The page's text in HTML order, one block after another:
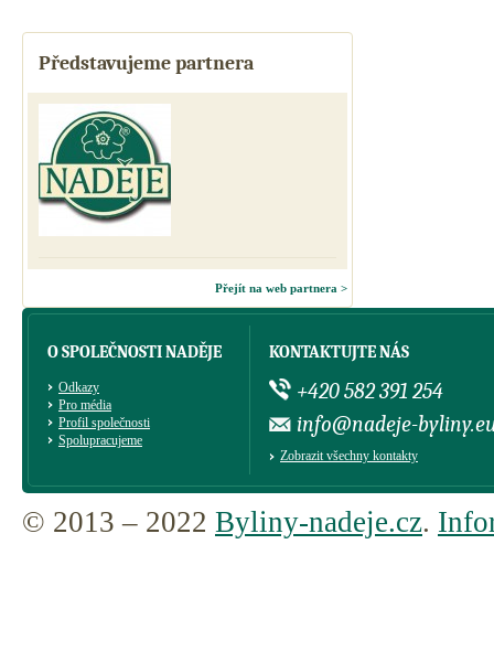
Představujeme partnera
Přejít na web partnera >
O SPOLEČNOSTI NADĚJE
Odkazy
Pro média
Profil společnosti
Spolupracujeme
KONTAKTUJTE NÁS
+420 582 391 254
info@nadeje-
Zobrazit všechny kontakty
© 2013 – 2022 Byliny-nadeje.cz.